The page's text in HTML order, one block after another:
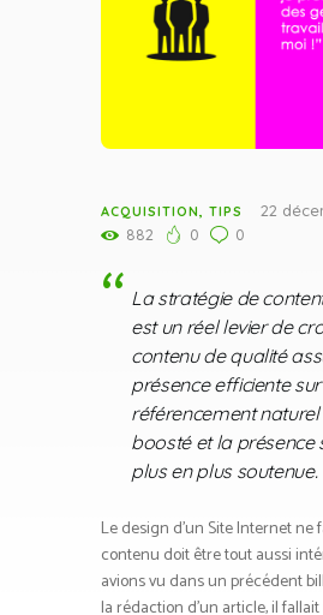
ACQUISITION TIPS
22
882
0 0
La stratégie de
est un réel levier de
contenu de qualité
présence efficiente
référencement naturel
boosté et la présence
plus en plus soutenue.
Le design d’un Site Internet ne
contenu doit être tout aussi
avions vu dans un précédent
la rédaction d’un article, il